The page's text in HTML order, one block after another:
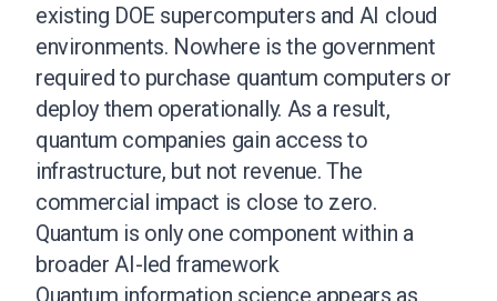
existing DOE supercomputers and AI cloud
environments. Nowhere is the government
required to purchase quantum computers or
deploy them operationally. As a result,
quantum companies gain access to
infrastructure, but not revenue. The
commercial impact is close to zero.
Quantum is only one component within a
broader AI-led framework
Quantum information science appears as